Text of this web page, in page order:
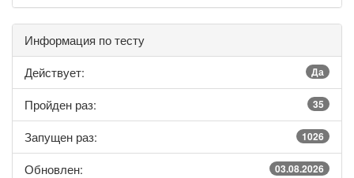
Информация по тесту
Действует:
Да
Пройден раз: 35
Запущен раз: 1026
Обновлен: 03.08.2026